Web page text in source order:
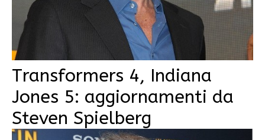
Transformers 4, Indiana
Jones 5: aggiornamenti da
Steven Spielberg